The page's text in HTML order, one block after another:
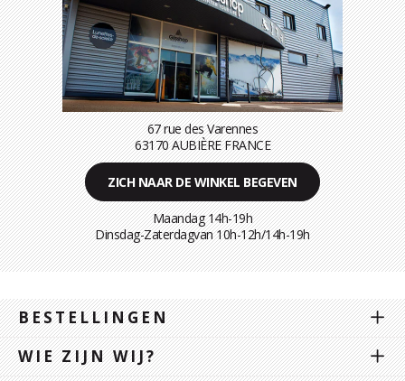
67 rue des Varennes
63170 AUBIÈRE FRANCE
ZICH NAAR DE WINKEL BEGEVEN
Maandag 14h-19h
Dinsdag-Zaterdagvan 10h-12h/14h-19h
BESTELLINGEN
WIE ZIJN WIJ?